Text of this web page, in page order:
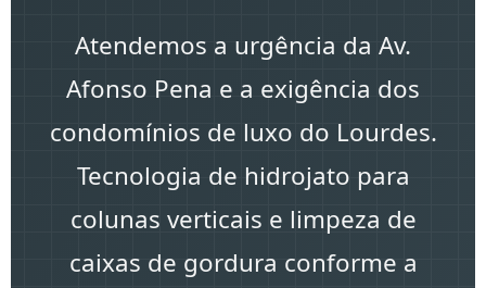
Atendemos a urgência da Av.
Afonso Pena e a exigência dos
condomínios de luxo do Lourdes.
Tecnologia de hidrojato para
colunas verticais e limpeza de
caixas de gordura conforme a